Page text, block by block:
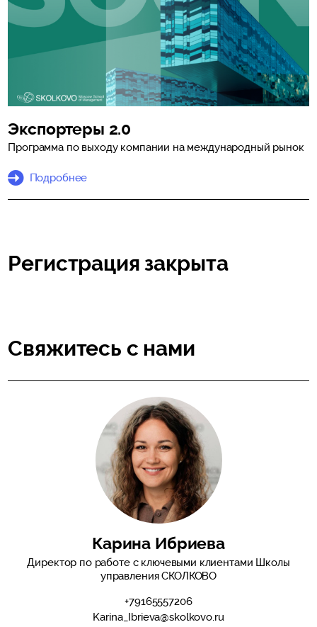
Экспортеры 2.0
Программа по выходу компании на международный рынок
Подробнее
Регистрация закрыта
Свяжитесь с нами
Карина Ибриева
Директор по работе с ключевыми клиентами Школы
управления СКОЛКОВО
+79165557206
Karina_Ibrieva@skolkovo.ru